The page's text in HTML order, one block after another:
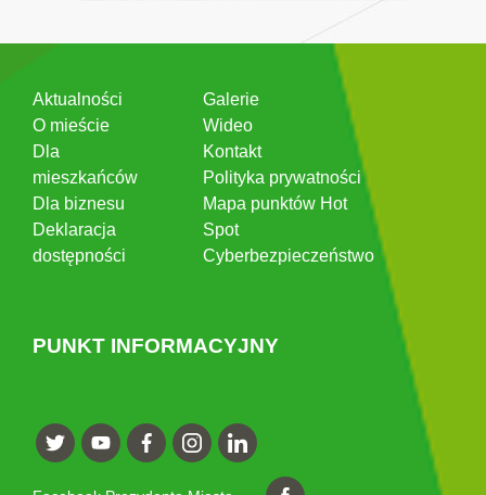
Aktualności
O mieście
Dla
mieszkańców
Dla biznesu
Deklaracja
dostępności
Galerie
Wideo
Kontakt
Polityka prywatności
Mapa punktów Hot
Spot
Cyberbezpieczeństwo
PUNKT INFORMACYJNY